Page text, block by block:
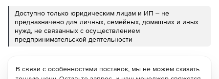
Доступно только юридическим лицам и ИП – не
предназначено для личных, семейных, домашних и иных
нужд, не связанных с осуществлением
предпринимательской деятельности
В связи с особенностями поставок, мы не можем сказать